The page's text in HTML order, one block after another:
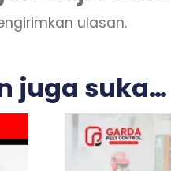
ulasan.
juga suka…